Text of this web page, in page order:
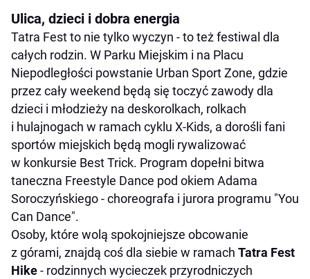
Ulica, dzieci i dobra energia
Tatra Fest to nie tylko wyczyn - to też festiwal dla
całych rodzin. W Parku Miejskim i na Placu
Niepodległości powstanie Urban Sport Zone, gdzie
przez cały weekend będą się toczyć zawody dla
dzieci i młodzieży na deskorolkach, rolkach
i hulajnogach w ramach cyklu X-Kids, a dorośli fani
sportów miejskich będą mogli rywalizować
w konkursie Best Trick. Program dopełni bitwa
taneczna Freestyle Dance pod okiem Adama
Soroczyńskiego - choreografa i jurora programu "You
Can Dance".
Osoby, które wolą spokojniejsze obcowanie
z górami, znajdą coś dla siebie w ramach Tatra Fest
Hike- rodzinnych wycieczek przyrodniczych